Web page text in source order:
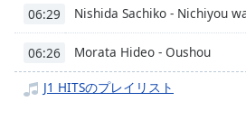
selected
Subtitles
subtitles
06:29 Nishida Sachiko - Nichiyou
06:26 Morata Hideo - Oushou
J1 HITSのプレイリスト